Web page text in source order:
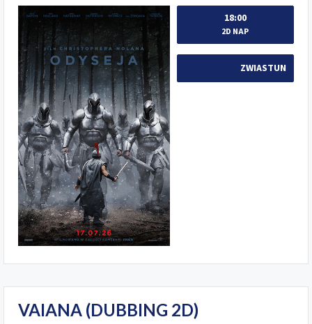
18:00
2D NAP
ZWIASTUN
VAIANA (DUBBING 2D)